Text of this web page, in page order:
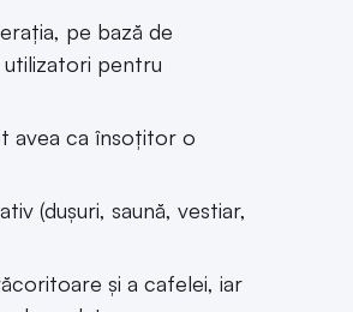
pe bază de
pentru
avea ca însoțitor o
(dușuri, saună, vestiar,
și a cafelei, iar